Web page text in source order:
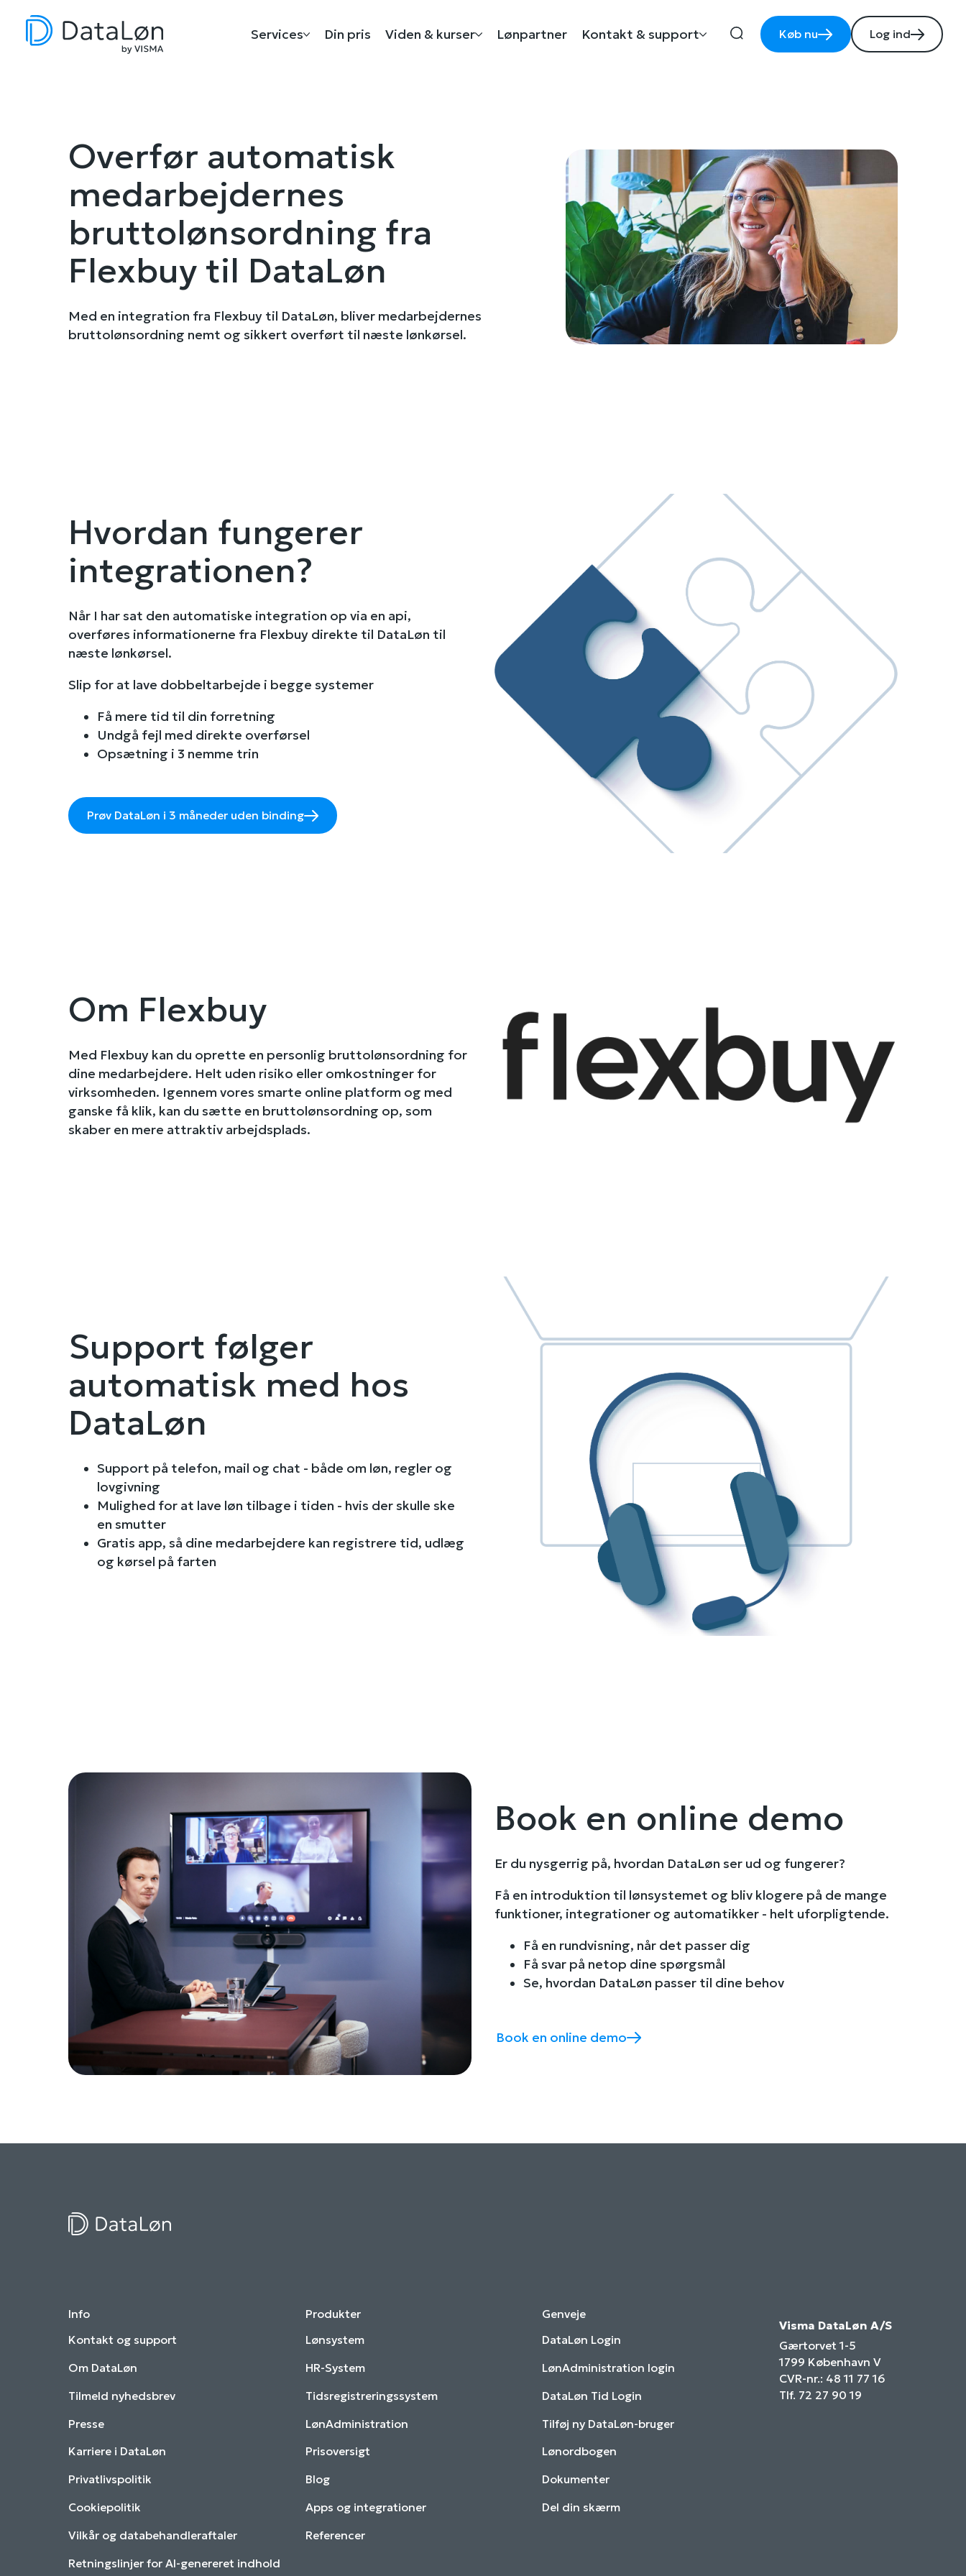
Services Din pris Viden & kurser Lønpartner Kontakt & support Køb nu Log ind
Overfør automatisk
medarbejdernes
bruttolønsordning fra
Flexbuy til DataLøn
Med en integration fra Flexbuy til DataLøn, bliver medarbejdernes
bruttolønsordning nemt og sikkert overført til næste lønkørsel.
Hvordan fungerer
integrationen?
Når I har sat den automatiske integration op via en api,
overføres informationerne fra Flexbuy direkte til DataLøn til
næste lønkørsel.
Slip for at lave dobbeltarbejde i begge systemer
Få mere tid til din forretning
Undgå fejl med direkte overførsel
Opsætning i 3 nemme trin
Prøv DataLøn i 3 måneder uden binding
Om Flexbuy
Med Flexbuy kan du oprette en personlig bruttolønsordning for
dine medarbejdere. Helt uden risiko eller omkostninger for
virksomheden. Igennem vores smarte online platform og med
ganske få klik, kan du sætte en bruttolønsordning op, som
skaber en mere attraktiv arbejdsplads.
Support følger
automatisk med hos
DataLøn
Support på telefon, mail og chat - både om løn, regler og
lovgivning
Mulighed for at lave løn tilbage i tiden - hvis der skulle ske
en smutter
Gratis app, så dine medarbejdere kan registrere tid, udlæg
og kørsel på farten
Book en online demo
Er du nysgerrig på, hvordan DataLøn ser ud og fungerer?
Få en introduktion til lønsystemet og bliv klogere på de mange
funktioner, integrationer og automatikker - helt uforpligtende.
Få en rundvisning, når det passer dig
Få svar på netop dine spørgsmål
Se, hvordan DataLøn passer til dine behov
Book en online demo
Info
Kontakt og support
Om DataLøn
Tilmeld nyhedsbrev
Presse
Karriere i DataLøn
Privatlivspolitik
Cookiepolitik
Vilkår og databehandleraftaler
Retningslinjer for AI-genereret indhold
Produkter
Lønsystem
HR-System
Tidsregistreringssystem
LønAdministration
Prisoversigt
Blog
Apps og integrationer
Referencer
Genveje
DataLøn Login
LønAdministration login
DataLøn Tid Login
Tilføj ny DataLøn-bruger
Lønordbogen
Dokumenter
Del din skærm
Visma DataLøn A/S
Gærtorvet 1-5
1799 København V
CVR-nr.: 48 11 77 16
Tlf. 72 27 90 19